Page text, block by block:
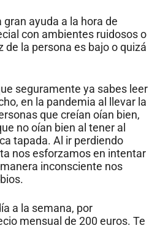
gran ayuda a la hora de
con ambientes ruidosos o
de la persona es bajo o quizá
seguramente ya sabes leer
en la pandemia al llevar la
que creían oían bien,
no oían bien al tener al
tapada. Al ir perdiendo
nos esforzamos en intentar
inconsciente nos
a la semana, por
mensual de 200 euros. Te